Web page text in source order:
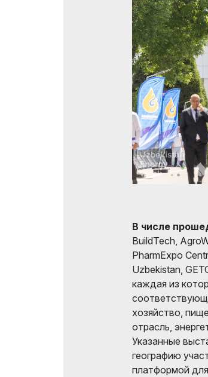
В числе
BuildTech,
PharmExpo
Uzbekistan,
каждая из
хозяйство,
отрасль,
Указанные
географию
платформой